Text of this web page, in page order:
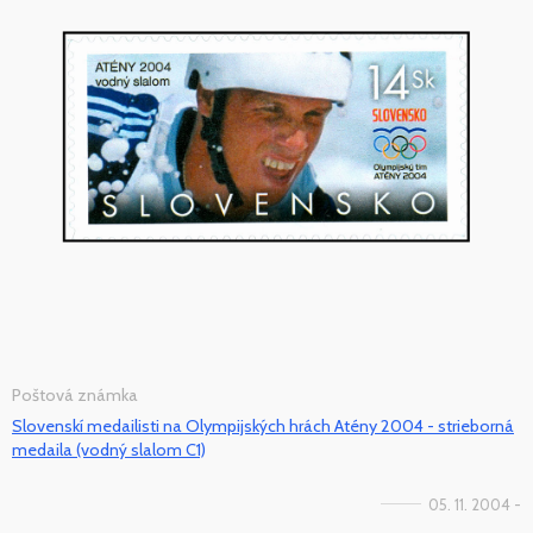
Poštová známka
Slovenskí medailisti na Olympijských hrách Atény 2004 - strieborná
medaila (vodný slalom C1)
05. 11. 2004 -